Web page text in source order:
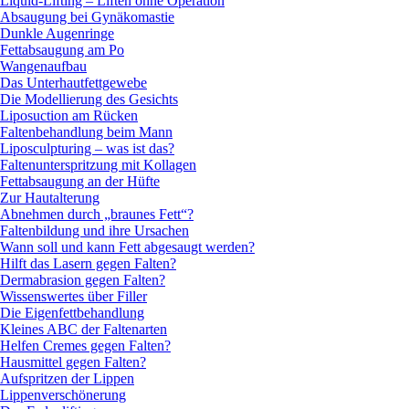
Absaugung bei Gynäkomastie
Dunkle Augenringe
Fettabsaugung am Po
Wangenaufbau
Das Unterhautfettgewebe
Die Modellierung des Gesichts
Liposuction am Rücken
Faltenbehandlung beim Mann
Liposculpturing – was ist das?
Faltenunterspritzung mit Kollagen
Fettabsaugung an der Hüfte
Zur Hautalterung
Abnehmen durch „braunes Fett“?
Faltenbildung und ihre Ursachen
Wann soll und kann Fett abgesaugt werden?
Hilft das Lasern gegen Falten?
Dermabrasion gegen Falten?
Wissenswertes über Filler
Die Eigenfettbehandlung
Kleines ABC der Faltenarten
Helfen Cremes gegen Falten?
Hausmittel gegen Falten?
Aufspritzen der Lippen
Lippenverschönerung